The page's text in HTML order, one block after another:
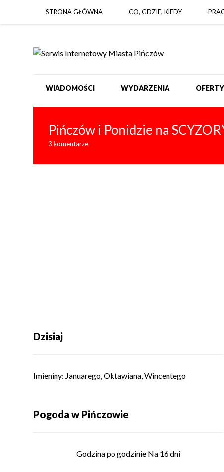
STRONA GŁÓWNA CO, GDZIE, KIEDY
WIADOMOŚCI WYDARZENIA
Pińczów i Ponidzie na
3 komentarze
Dzisiaj
Imieniny: Januarego,Oktawiana,Wincentego
Pogoda w Pińczowie
Godzina po godzinie Na 16 dni